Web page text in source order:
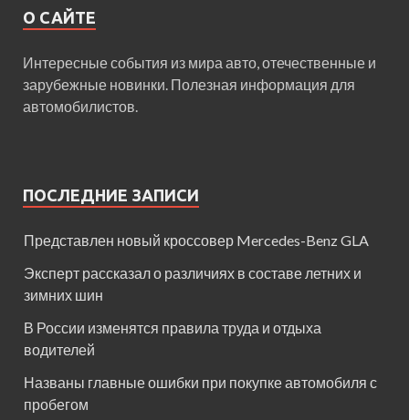
О САЙТЕ
Интересные события из мира авто, отечественные и
зарубежные новинки. Полезная информация для
автомобилистов.
ПОСЛЕДНИЕ ЗАПИСИ
Представлен новый кроссовер Mercedes-Benz GLA
Эксперт рассказал о различиях в составе летних и
зимних шин
В России изменятся правила труда и отдыха
водителей
Названы главные ошибки при покупке автомобиля с
пробегом